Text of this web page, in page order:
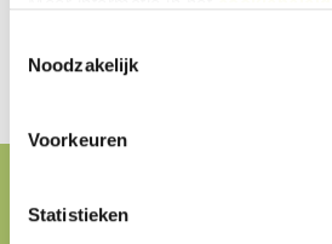
Noodzakelijk
Voorkeuren
Statistieken
campingstoel.
Service